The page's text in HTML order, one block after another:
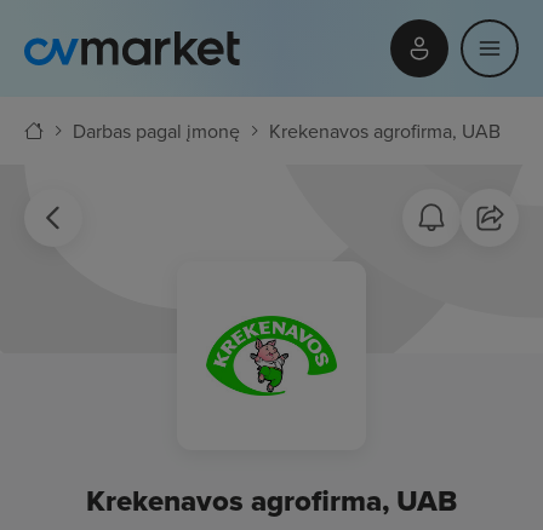
Darbas pagal įmonę Krekenavos agrofirma, UAB
Krekenavos agrofirma, UAB